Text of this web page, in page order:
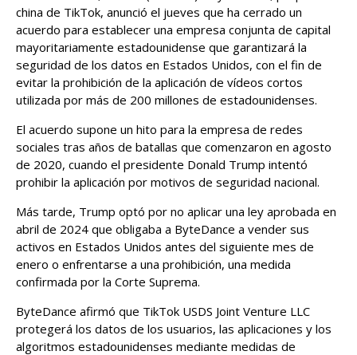
china de TikTok, anunció el jueves que ha cerrado un
acuerdo para establecer una empresa conjunta de capital
mayoritariamente estadounidense que garantizará la
seguridad de los datos en ​Estados Unidos, con el fin de
evitar la prohibición de la aplicación de vídeos cortos
utilizada por más de ‌200 millones de estadounidenses.
El acuerdo supone un hito para la empresa de redes
sociales tras años de batallas que comenzaron en agosto
de 2020, cuando el ‌presidente Donald Trump intentó
prohibir la aplicación por motivos de seguridad nacional.
Más tarde, Trump optó por no aplicar una ley aprobada en
abril de 2024 que obligaba a ByteDance a vender sus
activos en Estados Unidos antes del siguiente mes de
enero o enfrentarse a una prohibición, una medida
confirmada por la Corte Suprema.
ByteDance afirmó que TikTok USDS Joint Venture LLC
protegerá los datos de los usuarios, ⁠las aplicaciones y los
algoritmos estadounidenses mediante medidas ‌de